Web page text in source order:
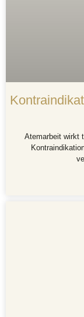
Atemarbeit wirkt